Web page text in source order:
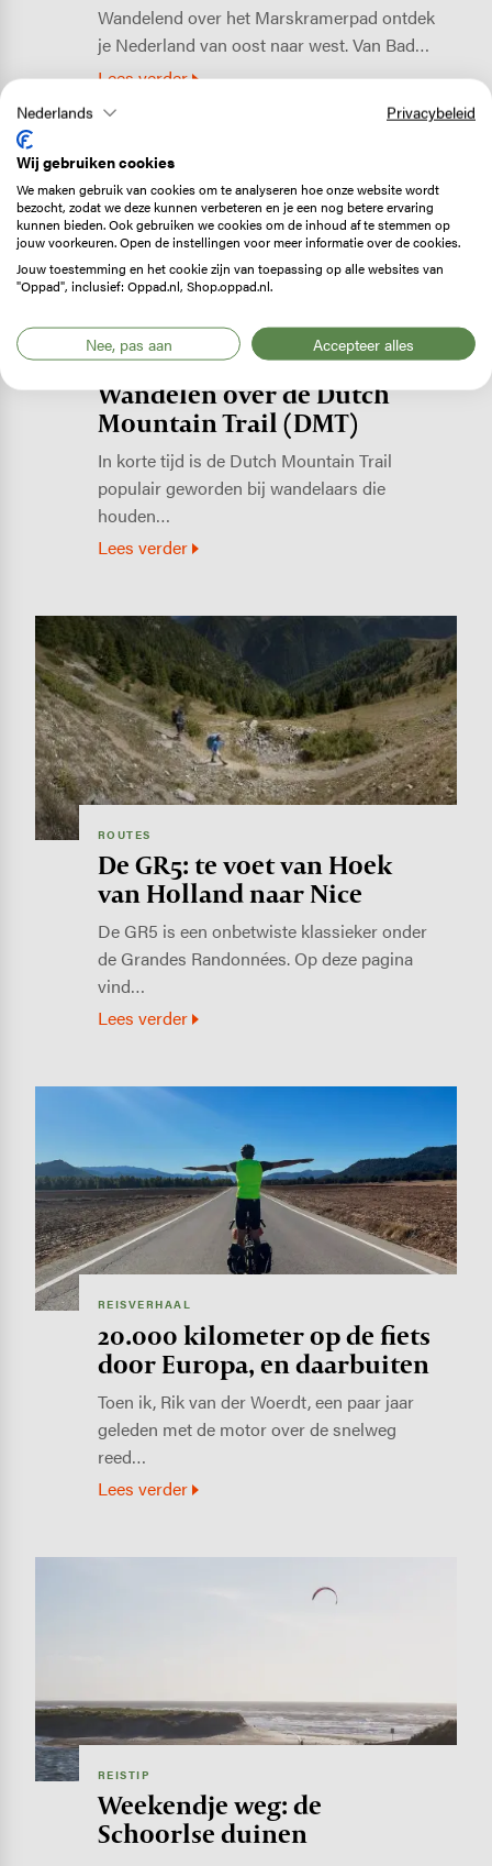
Wandelend over het Marskramerpad ontdek
je Nederland van oost naar west. Van Bad…
Lees verder
Image
ROUTES
Wandelen over de Dutch
Mountain Trail (DMT)
In korte tijd is de Dutch Mountain Trail
populair geworden bij wandelaars die
houden…
Lees verder
Image
ROUTES
De GR5: te voet van Hoek
van Holland naar Nice
De GR5 is een onbetwiste klassieker onder
de Grandes Randonnées. Op deze pagina
vind…
Lees verder
REISVERHAAL
20.000 kilometer op de fiets
door Europa, en daarbuiten
Toen ik, Rik van der Woerdt, een paar jaar
geleden met de motor over de snelweg
reed…
Lees verder
REISTIP
Weekendje weg: de
Schoorlse duinen
Nederlands Privacybeleid
Wij gebruiken cookies
We maken gebruik van cookies om te analyseren hoe onze website wordt
bezocht, zodat we deze kunnen verbeteren en je een nog betere ervaring
kunnen bieden. Ook gebruiken we cookies om de inhoud af te stemmen op
jouw voorkeuren. Open de instellingen voor meer informatie over de cookies.
Jouw toestemming en het cookie zijn van toepassing op alle websites van
"Oppad", inclusief: Oppad.nl, Shop.oppad.nl.
Nee, pas aan Accepteer alles